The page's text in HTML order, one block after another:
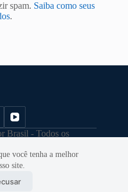
você tenha a melhor
site.
spam. Saiba como seus
.
Brasil - Todos os
por